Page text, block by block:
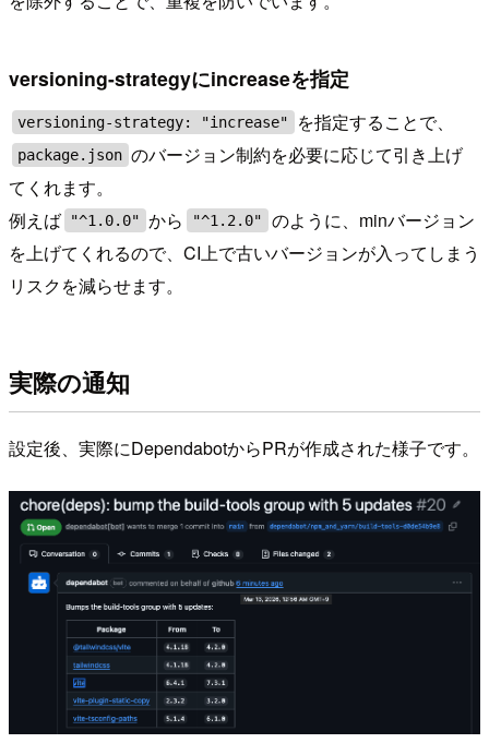
versioning-strategyにincreaseを指定
versioning-strategy: "increase" を指定することで、
package.json のバージョン制約を必要に応じて引き上げ
てくれます。
例えば
"^1.0.0" から "^1.2.0"
のように、minバージョン
を上げてくれるので、CI上で古いバージョンが入ってしまう
リスクを減らせます。
実際の通知
設定後、実際にDependabotからPRが作成された様子です。